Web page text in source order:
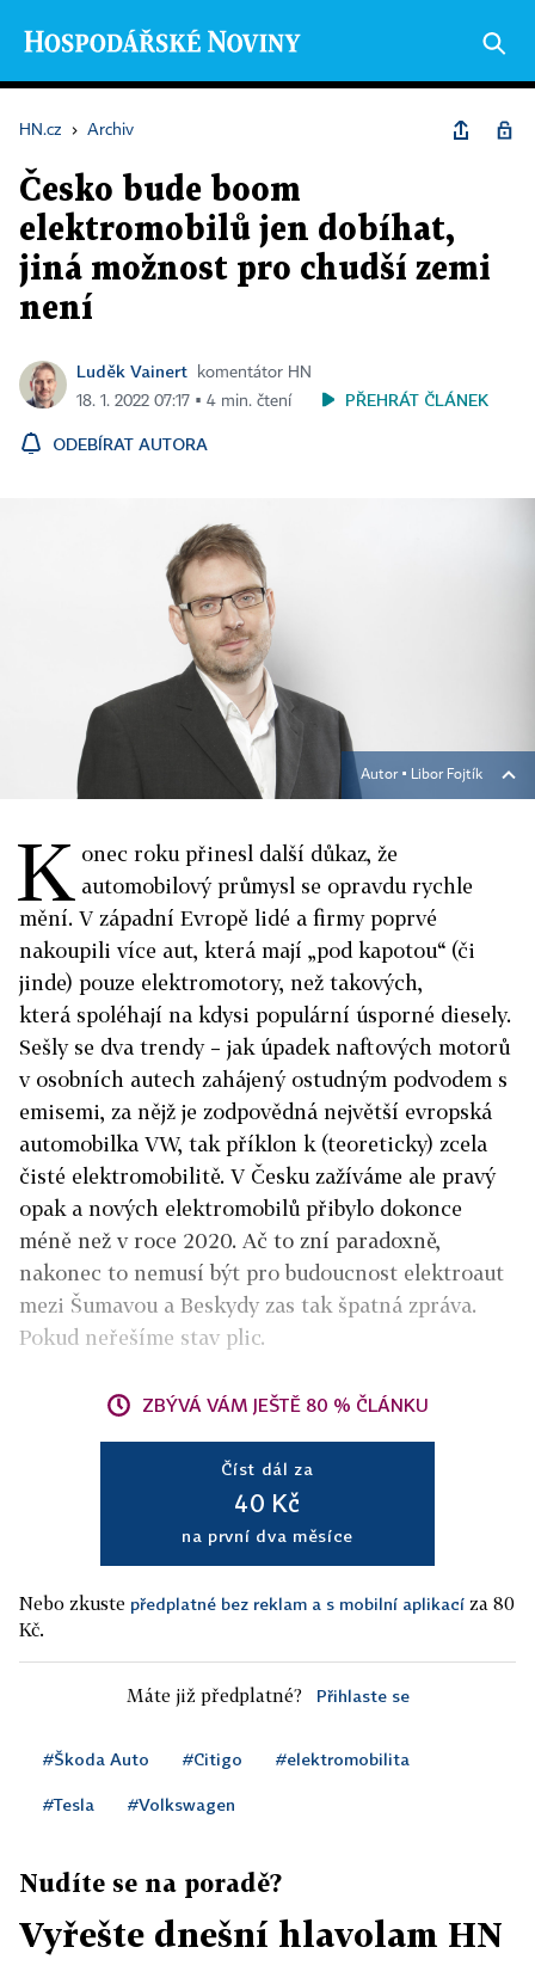
HN.cz › Archiv
Česko bude boom
elektromobilů jen dobíhat,
jiná možnost pro chudší zemi
není
Luděk Vainert
komentátor HN
18. 1. 2022 07:17 ▪ 4 min. čtení
PŘEHRÁT ČLÁNEK
ODEBÍRAT AUTORA
Autor ▪ Libor Fojtík
K onec roku přinesl další důkaz, že
automobilový průmysl se opravdu rychle
mění. V západní Evropě lidé a firmy poprvé
nakoupili více aut, která mají „pod kapotou“ (či
jinde) pouze elektromotory, než takových,
která spoléhají na kdysi populární úsporné diesely.
Sešly se dva trendy – jak úpadek naftových motorů
v osobních autech zahájený ostudným podvodem s
emisemi, za nějž je zodpovědná největší evropská
automobilka VW, tak příklon k (teoreticky) zcela
čisté elektromobilitě. V Česku zažíváme ale pravý
opak a nových elektromobilů přibylo dokonce
méně než v roce 2020. Ač to zní paradoxně,
nakonec to nemusí být pro budoucnost elektroaut
mezi Šumavou a Beskydy zas tak špatná zpráva.
Pokud neřešíme stav plic.
ZBÝVÁ VÁM JEŠTĚ 80 % ČLÁNKU
Číst dál za
40 Kč
na první dva měsíce
Nebo zkuste předplatné bez reklam a s mobilní aplikací za 80
Kč.
Máte již předplatné? Přihlaste se
#Škoda Auto #Citigo #elektromobilita
#Tesla #Volkswagen
Nudíte se na poradě?
Vyřešte dnešní hlavolam HN